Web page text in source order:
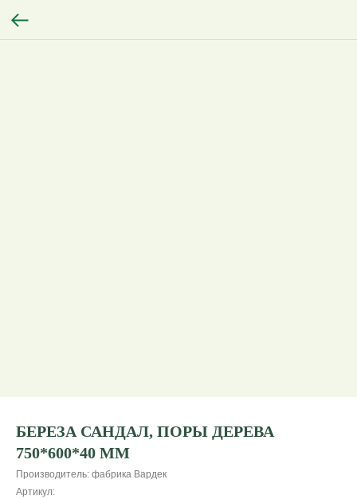
БЕРЕЗА САНДАЛ, ПОРЫ ДЕРЕВА
750*600*40 ММ
Производитель: фабрика Вардек
Артикул: